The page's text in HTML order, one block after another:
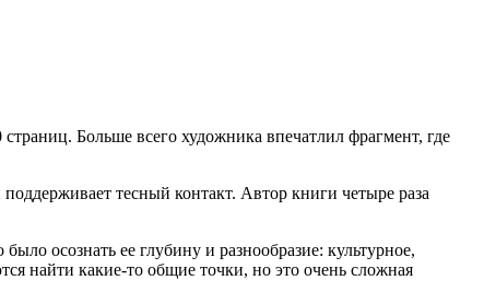
Больше всего художника впечатлил фрагмент, где
тесный контакт. Автор книги четыре раза
осознать ее глубину и разнообразие: культурное,
найти какие-то общие точки, но это очень сложная